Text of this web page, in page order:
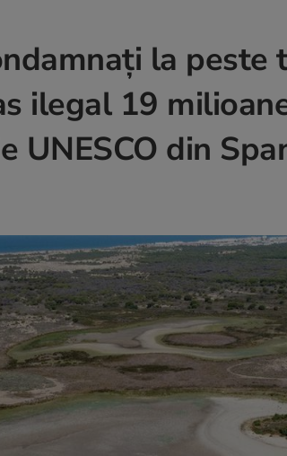
la peste
ilegal 19
UNESCO din